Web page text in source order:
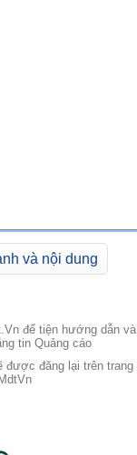
và nội dung
để tiện hướng dẫn và
tin Quảng cáo
được đăng lại trên trang